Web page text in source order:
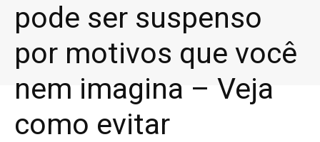
pode ser suspenso
por motivos que você
nem imagina – Veja
como evitar